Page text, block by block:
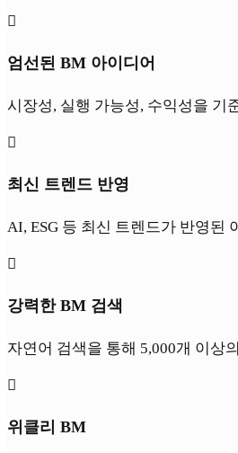

엄선된 BM 아이디어
시장성, 실행 가능성, 수익성을 기

최신 트렌드 반영
AI, ESG 등 최신 트렌드가 반영된

강력한 BM 검색
자연어 검색을 통해 5,000개 이상

위클리 BM